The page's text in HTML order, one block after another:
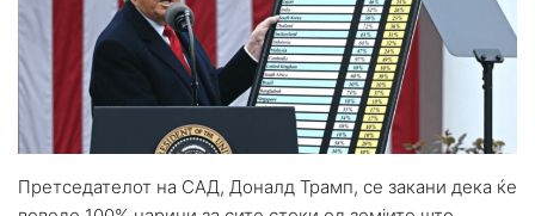
Претседателот на САД, Доналд Трамп, се закани дека ќе